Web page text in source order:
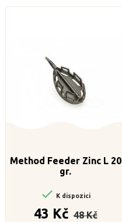
Method Feeder Zinc L 20
gr.
 K dispozici
43 Kč cena
48 Kč